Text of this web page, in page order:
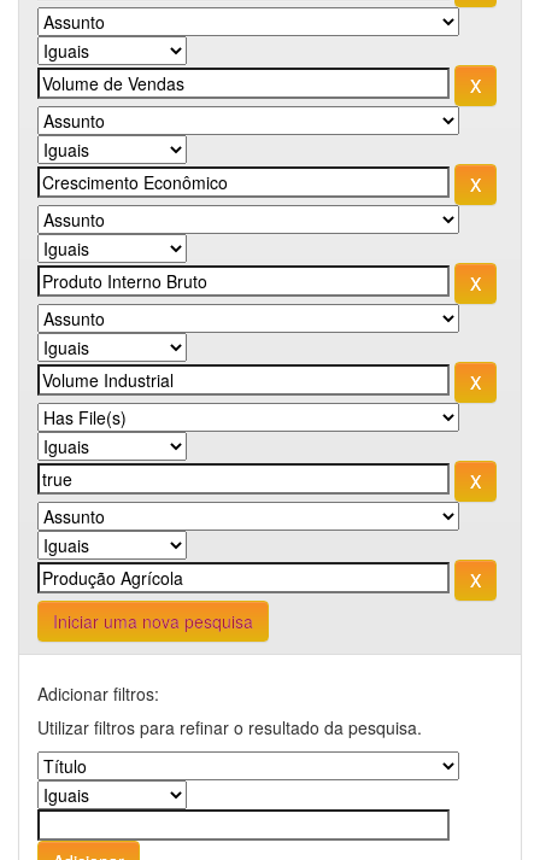
Iniciar uma nova pesquisa
Adicionar filtros:
Utilizar filtros para refinar o resultado da pesquisa.